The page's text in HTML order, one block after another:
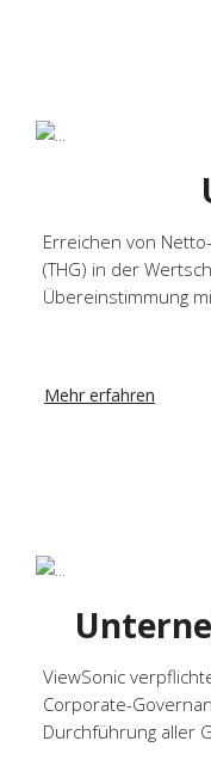
Erreichen von
(THG) in der
Übereinstimmung
Mehr erfahren
ViewSonic
Corporate-
Durchführung aller